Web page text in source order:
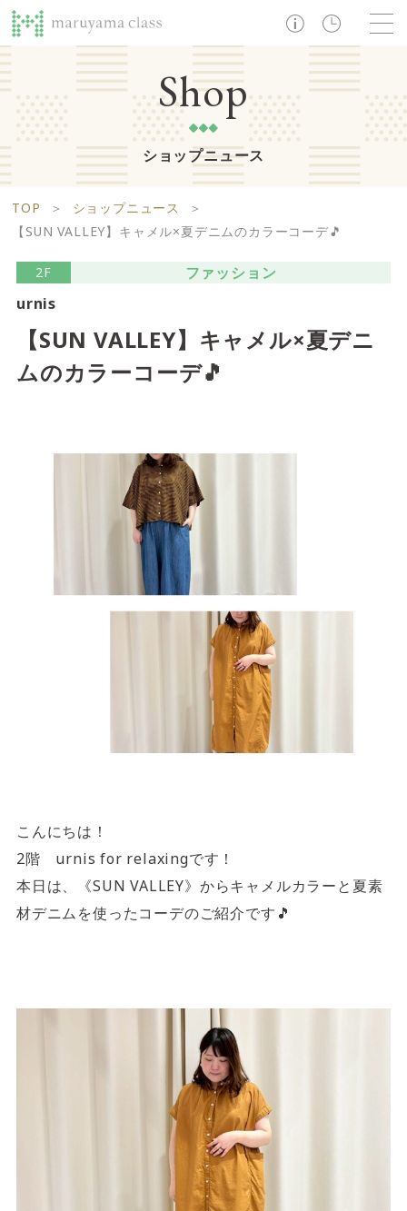
TOP
ショップ レストラン・カフェ ショップニュース
イベント・お知らせ 施設案内 アクセス・営業時間
検索
マルヤマ クラスとは
閉じる
Life support floor
ライフサポートフロア
営業時間 10:00 ~ 20:00
1F Food boutique floor
フードブティックフロア
Fashion & Life style floor
ファッション＆ライフスタイルフロア
営業時間 10:00 ~ 20:00
Service & Beauty & Restaurant
サービス＆ビューティー＆レストランフロア
営業時間 10:00 ~ 22:00
4F/5F
フィジカルケアフロア
営業時間 10:00 ~ 23:00
施設案内を見る
Shop
ショップニュース
TOP ＞ ショップニュース
＞
【SUN VALLEY】キャメル×夏デニムのカラーコーデ🎵
2F
ファッション
urnis
【SUN VALLEY】キャメル×夏デニ
ムのカラーコーデ🎵
こんにちは！
2階 urnis for relaxingです！
本日は、《SUN VALLEY》からキャメルカラーと夏素
材デニムを使ったコーデのご紹介です🎵